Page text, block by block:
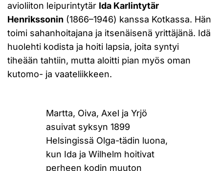
avioliiton leipurintytär Ida Karlintytär
Henrikssonin (1866–1946) kanssa Kotkassa. Hän
toimi sahanhoitajana ja itsenäisenä yrittäjänä. Idä
huolehti kodista ja hoiti lapsia, joita syntyi
tiheään tahtiin, mutta aloitti pian myös oman
kutomo- ja vaateliikkeen.
Martta, Oiva, Axel ja Yrjö
asuivat syksyn 1899
Helsingissä Olga-tädin luona,
kun Ida ja Wilhelm hoitivat
perheen kodin muuton